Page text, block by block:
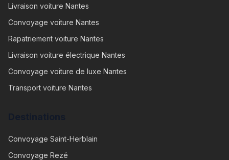
Livraison voiture Nantes
Convoyage voiture Nantes
Rapatriement voiture Nantes
Livraison voiture électrique Nantes
Convoyage voiture de luxe Nantes
Transport voiture Nantes
Convoyage Saint-Herblain
Convoyage Rezé